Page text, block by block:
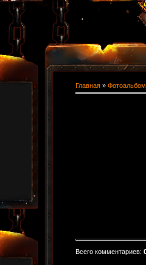
Главная » Фотоальбом
Всего комментариев: